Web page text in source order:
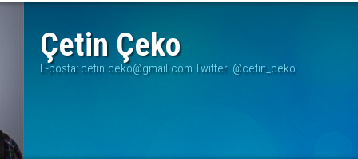
Çetin Çeko
E-posta: cetin.ceko@gmail.com Twitter: @cetin_ceko